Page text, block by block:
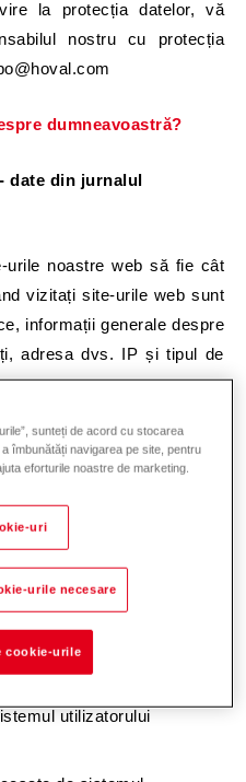
la protecția datelor, vă
nostru cu protecția
dumneavoastră?
date din jurnalul
noastre web să fie cât
vizitați site-urile web sunt
informații generale despre
adresa dvs. IP și tipul de
(aceasta nu este o
și versiunea utilizată
al utilizatorului
utilizatorului
sunteți de acord cu stocarea
îmbunătăți navigarea pe site, pentru
eforturile noastre de marketing.
uri
urile necesare
cookie-urile